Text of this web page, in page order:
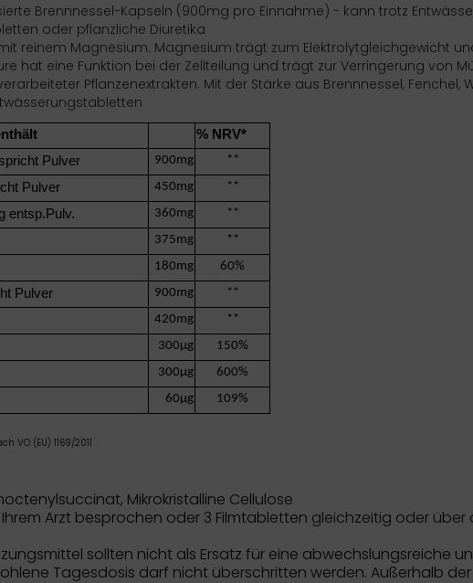
Brennnessel-Kapseln (900mg pro Einnahme) - kann trotz
oder pflanzliche Diuretika
mit reinem Magnesium. Magnesium trägt zum Elektrolytgleichgewicht
hat eine Funktion bei der Zellteilung und trägt zur Verringerung von
verarbeiteter Pflanzenextrakten. Mit der Stärke aus Brennnessel,
enthält
% NRV*
Pulver
900mg **
Pulver 450mg **
entsp.Pulv. 360mg **
375mg **
180mg 60%
Pulver 900mg **
420mg **
B9) 300µg 150%
H) 300µg 600%
60µg 109%
VO (EU) 1169/2011
Mikrokristalline Cellulose
Arzt besprochen oder 3 Filmtabletten gleichzeitig oder über
sollten nicht als Ersatz für eine abwechslungsreiche
Tagesdosis darf nicht überschritten werden. Außerhalb